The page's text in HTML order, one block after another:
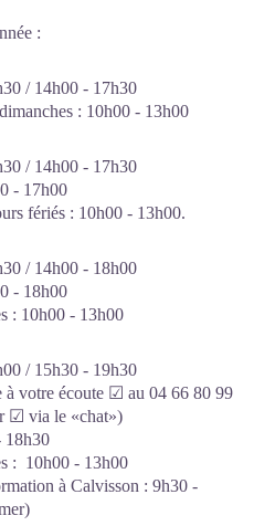
la région et vous conseille sur
proposés par ses partenaires.
séjour.
loi 1901 qui a pour
de l'information,
destination, mise en réseau et
pros (vers le classement et la
:
/ 14h00 - 17h30
: 10h00 - 13h00
/ 14h00 - 17h30
- 17h00
fériés : 10h00 - 13h00.
/ 14h00 - 18h00
- 18h00
: 10h00 - 13h00
/ 15h30 - 19h30
à votre écoute ☑ au 04 66 80 99
☑ via le «chat»)
18h30
: 10h00 - 13h00
à Calvisson : 9h30 -